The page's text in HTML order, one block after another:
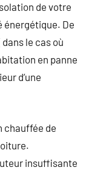
de votre
énergétique. De
le cas où
en panne
d’une
chauffée de
insuffisante